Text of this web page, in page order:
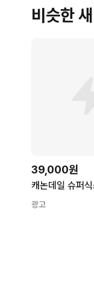
비슷한
39,000원
광고